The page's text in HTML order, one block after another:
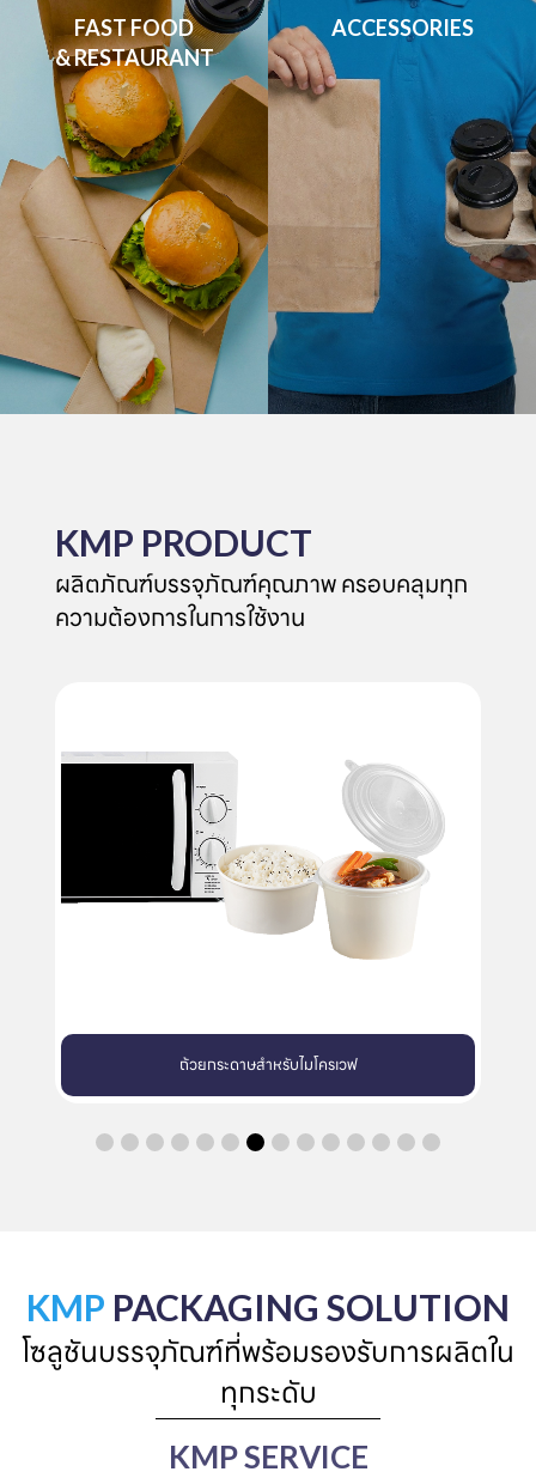
FAST FOOD
& RESTAURANT
ACCESSORIES
KMP PRODUCT
ผลิตภัณฑ์บรรจุภัณฑ์คุณภาพ ครอบคลุมทุก
ความต้องการในการใช้งาน
ถาดกระดาษสำหรับเตาอบ
KMP PACKAGING SOLUTION
โซลูชันบรรจุภัณฑ์ที่พร้อมรองรับการผลิตใน
ทุกระดับ
KMP SERVICE